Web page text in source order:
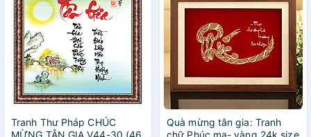
Tranh Thư Pháp CHÚC
MỪNG TÂN GIA V44-30 (46
Quà mừng tân gia: Tranh
chữ Phúc mạ- vàng 24k size